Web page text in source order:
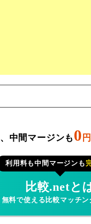
、中間マージンも 0 円
利用料も中間マージンも
比較.netと
無料で使える比較マッチン